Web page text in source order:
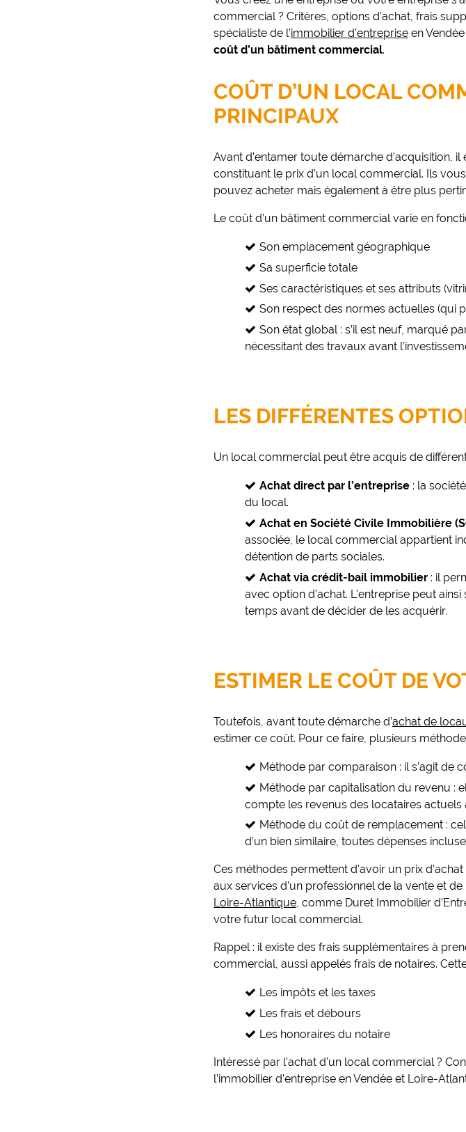
commercial ? Critères, options d’achat, frais
spécialiste de l’immobilier d’entreprise en
coût d’un bâtiment commercial.
COÛT D’UN LOCAL
PRINCIPAUX
Avant d’entamer toute démarche d’acquisition,
constituant le prix d’un local commercial. Ils
pouvez acheter mais également à être plus
Le coût d’un bâtiment commercial varie en
Son emplacement géographique
Sa superficie totale
Ses caractéristiques et ses attributs
Son respect des normes actuelles (qui
Son état global : s’il est neuf, marqué
nécessitant des travaux avant
LES DIFFÉRENTES
Un local commercial peut être acquis de
Achat direct par l’entreprise : la
du local.
Achat en Société Civile Immobilière
associée, le local commercial appartient
détention de parts sociales.
Achat via crédit-bail immobilier: il
avec option d’achat. L’entreprise peut
temps avant de décider de les acquérir.
ESTIMER LE COÛT DE
Toutefois, avant toute démarche d’achat de
estimer ce coût. Pour ce faire, plusieurs
Méthode par comparaison : il s’agit de
Méthode par capitalisation du revenu :
compte les revenus des locataires actuels
Méthode du coût de remplacement :
d’un bien similaire, toutes dépenses
Ces méthodes permettent d’avoir un prix
aux services d’un professionnel de la vente et de
Loire-Atlantique, comme Duret Immobilier
votre futur local commercial.
Rappel : il existe des frais supplémentaires à
commercial, aussi appelés frais de notaires.
Les impôts et les taxes
Les frais et débours
Les honoraires du notaire
Intéressé par l’achat d’un local commercial ?
l’immobilier d’entreprise en Vendée et Loire-